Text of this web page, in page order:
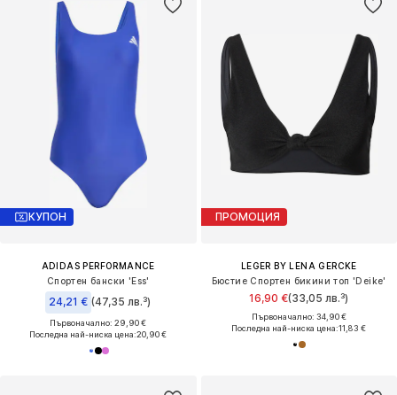
КУПОН
ADIDAS PERFORMANCE
Спортен бански 'Ess'
24,21 € (47,35 лв.³)
Първоначално: 29,90 €
Последна най-ниска цена:20,90 €
ПРОМОЦИЯ
LEGER BY LENA GERCKE
Бюстие Спортен бикини топ 'Deike'
16,90 €(33,05 лв.³)
Първоначално: 34,90 €
Последна най-ниска цена:11,83 €